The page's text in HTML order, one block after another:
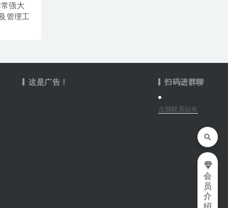
强大
管理工
这是广告！ 扫码进群聊
点我联系站长
会
员
介
绍